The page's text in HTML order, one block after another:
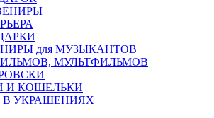
для МУЗЫКАНТОВ
МУЛЬТФИЛЬМОВ
И КОШЕЛЬКИ
УКРАШЕНИЯХ